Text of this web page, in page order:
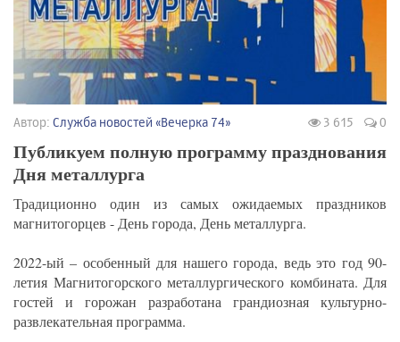
Автор: Служба новостей «Вечерка 74» 3 615 0
Публикуем полную программу празднования
Дня металлурга
Традиционно один из самых ожидаемых праздников
магнитогорцев - День города, День металлурга.
2022-ый – особенный для нашего города, ведь это год 90-
летия Магнитогорского металлургического комбината. Для
гостей и горожан разработана грандиозная культурно-
развлекательная программа.